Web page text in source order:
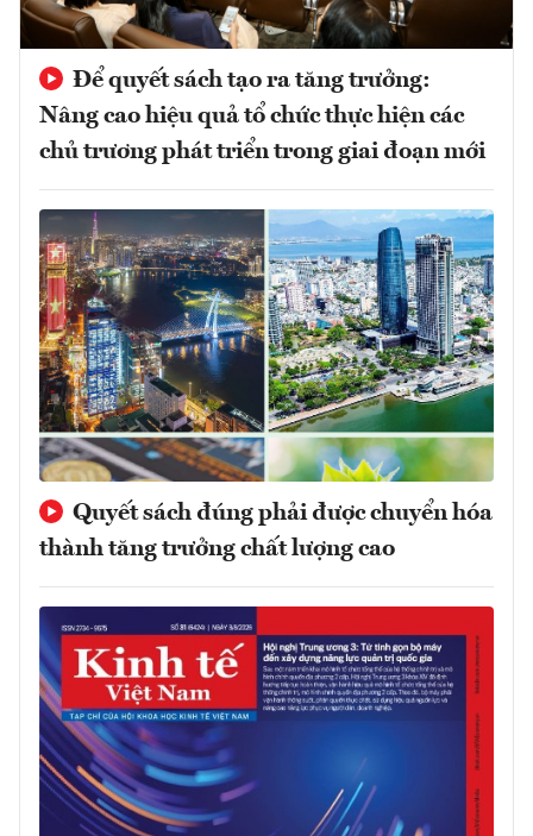
Để quyết sách tạo ra tăng trưởng:
Nâng cao hiệu quả tổ chức thực hiện các
chủ trương phát triển trong giai đoạn mới
Quyết sách đúng phải được chuyển hóa
thành tăng trưởng chất lượng cao